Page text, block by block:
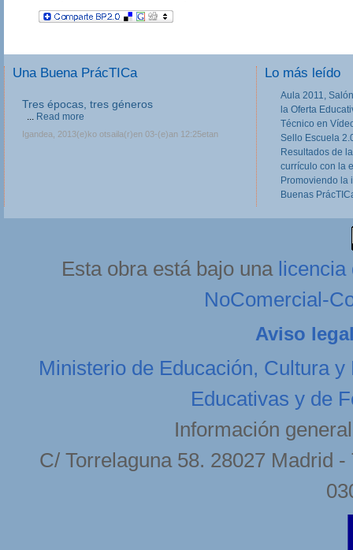
Una Buena PrácTICa
Tres épocas, tres géneros
... Read more
Igandea, 2013(e)ko otsaila(r)en 03-(e)an 12:25etan
Lo más leído
Aula 2011,
la Oferta
Técnico en
Sello Escuela
Resultados de
currículo con la
Promoviendo la
Buenas
Esta obra está bajo una licencia
NoComercial-
Aviso
Ministerio de Educación, Cultura y
Educativas y de
Información
C/ Torrelaguna 58. 28027 Madrid